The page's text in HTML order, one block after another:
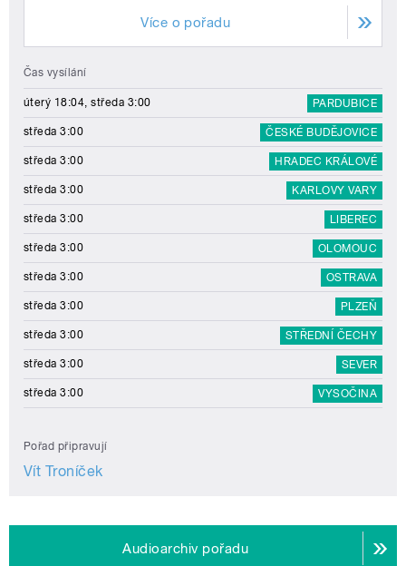
Více o pořadu
Čas vysílání
úterý 18:04, středa 3:00 PARDUBICE
středa 3:00 ČESKÉ BUDĚJOVICE
středa 3:00 HRADEC KRÁLOVÉ
středa 3:00 KARLOVY VARY
středa 3:00 LIBEREC
středa 3:00 OLOMOUC
středa 3:00 OSTRAVA
středa 3:00 PLZEŇ
středa 3:00 STŘEDNÍ ČECHY
středa 3:00 SEVER
středa 3:00 VYSOČINA
Pořad připravují
Vít Troníček
Audioarchiv pořadu